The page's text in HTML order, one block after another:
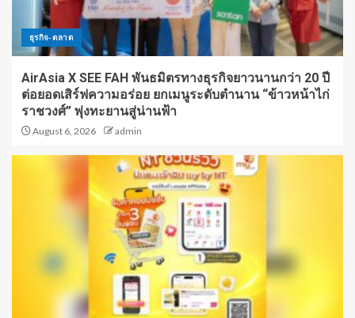
ธุรกิจ-ตลาด
AirAsia X SEE FAH พันธมิตรทางธุรกิจยาวนานกว่า 20 ปี
ต่อยอดเสิร์ฟความอร่อย ยกเมนูระดับตำนาน “ข้าวหน้าไก่
ราชวงศ์” พุ่งทะยานสู่น่านฟ้า
August 6, 2026 admin